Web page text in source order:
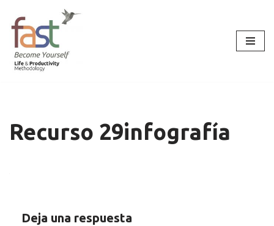
Saltar
al
contenido
Recurso 29infografía
Deja una respuesta